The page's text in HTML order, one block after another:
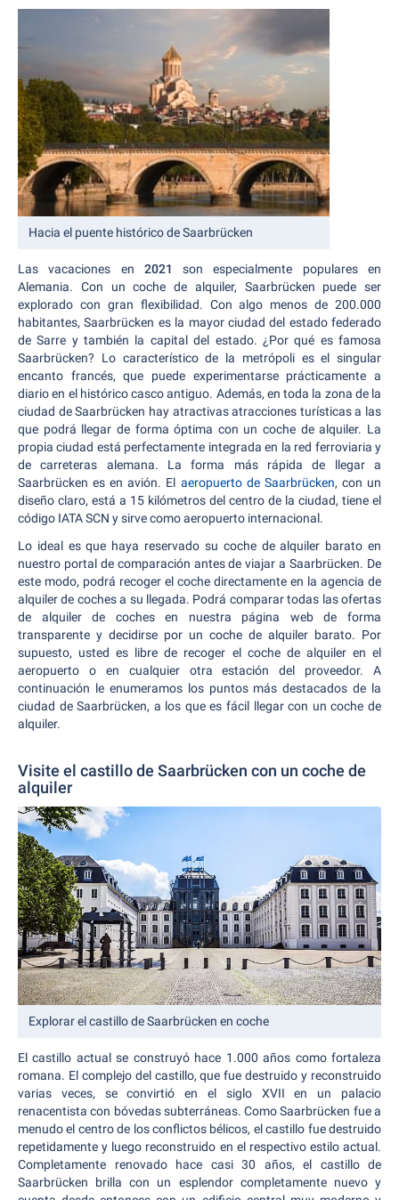
Hacia el puente histórico de Saarbrücken
Las vacaciones en 2021son especialmente populares en
Alemania. Con un coche de alquiler, Saarbrücken puede ser
explorado con gran flexibilidad. Con algo menos de 200.000
habitantes, Saarbrücken es la mayor ciudad del estado federado
de Sarre y también la capital del estado. ¿Por qué es famosa
Saarbrücken? Lo característico de la metrópoli es el singular
encanto francés, que puede experimentarse prácticamente a
diario en el histórico casco antiguo. Además, en toda la zona de la
ciudad de Saarbrücken hay atractivas atracciones turísticas a las
que podrá llegar de forma óptima con un coche de alquiler. La
propia ciudad está perfectamente integrada en la red ferroviaria y
de carreteras alemana. La forma más rápida de llegar a
Saarbrücken es en avión. El aeropuerto de Saarbrücken, con un
diseño claro, está a 15 kilómetros del centro de la ciudad, tiene el
código IATA SCN y sirve como aeropuerto internacional.
Lo ideal es que haya reservado su coche de alquiler barato en
nuestro portal de comparación antes de viajar a Saarbrücken. De
este modo, podrá recoger el coche directamente en la agencia de
alquiler de coches a su llegada. Podrá comparar todas las ofertas
de alquiler de coches en nuestra página web de forma
transparente y decidirse por un coche de alquiler barato. Por
supuesto, usted es libre de recoger el coche de alquiler en el
aeropuerto o en cualquier otra estación del proveedor. A
continuación le enumeramos los puntos más destacados de la
ciudad de Saarbrücken, a los que es fácil llegar con un coche de
alquiler.
Visite el castillo de Saarbrücken con un coche de
alquiler
Explorar el castillo de Saarbrücken en coche
El castillo actual se construyó hace 1.000 años como fortaleza
romana. El complejo del castillo, que fue destruido y reconstruido
varias veces, se convirtió en el siglo XVII en un palacio
renacentista con bóvedas subterráneas. Como Saarbrücken fue a
menudo el centro de los conflictos bélicos, el castillo fue destruido
repetidamente y luego reconstruido en el respectivo estilo actual.
Completamente renovado hace casi 30 años, el castillo de
Saarbrücken brilla con un esplendor completamente nuevo y